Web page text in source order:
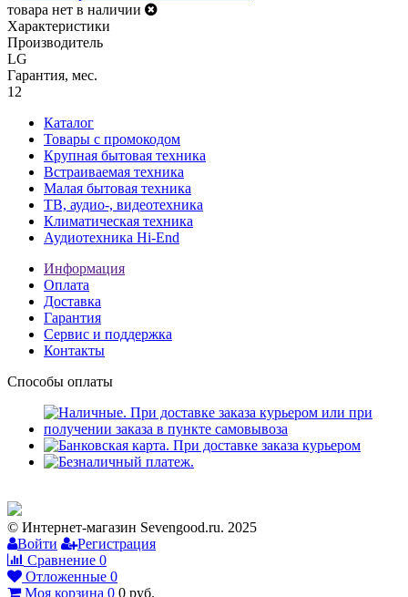
товара нет в наличии
Характеристики
Производитель
LG
Гарантия, мес.
12
Каталог
Товары с промокодом
Крупная бытовая техника
Встраиваемая техника
Малая бытовая техника
ТВ, аудио-, видеотехника
Климатическая техника
Аудиотехника Hi-End
Информация
Оплата
Доставка
Гарантия
Сервис и поддержка
Контакты
Способы оплаты
© Интернет-магазин Sevengood.ru. 2025
Войти
Регистрация
Сравнение 0
Отложенные 0
Моя корзина 0 0 руб.